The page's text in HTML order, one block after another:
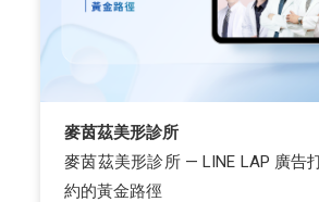
麥茵茲美形診所
麥茵茲美形診所 — LINE LAP 廣告
約的黃金路徑